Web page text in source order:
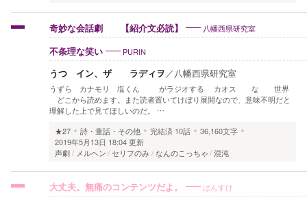
奇妙な会話劇 【紹介文必読】 八幡西県研究室
不条理な笑い PURIN
うつ イン、ザ ラディヲ／八幡西県研究室
うずら カナモリ 塩くん がラジオする カオス な 世界
どこから読めます。また読者置いてけぼり展開なので、意味不明だと
理解した上で見てほしいのだ。 …
★27
詩・童話・その他 完結済 10話
36,160文字
2019年5月13日 18:04 更新
声劇
メルヘン セリフのみ なんのこっちゃ 混沌
大丈夫。無痛のコンテンツだよ。 はんすけ